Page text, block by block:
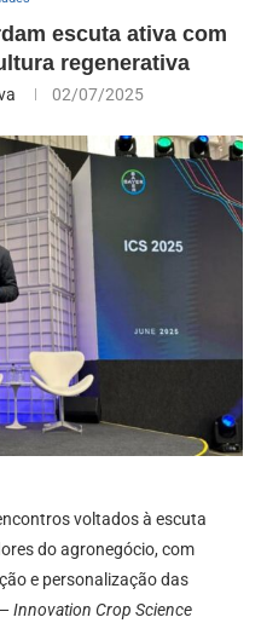
escuta ativa com
regenerativa
02/07/2025
voltados à escuta
do agronegócio, com
e personalização das
Innovation Crop Science